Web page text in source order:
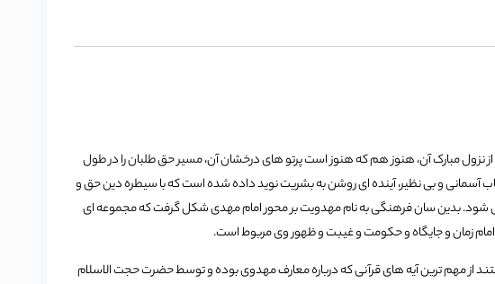
نزول مبارک آن، هنوز هم که هنوز است پرتو های درخشان آن، مسیر حق طلبان را در طول
آسمانی و بی نظیر، آینده ای روشن به بشریت نوید داده شده است که با سیطره دین حق و
شود. بدین سان فرهنگی به نام مهدویت بر محور امام مهدی شکل گرفت که مجموعه ای
به امام زمان و جایگاه و حکومت و غیبت و ظهور وی مربوط است.
از مهم ترین آیه های قرآنی که درباره معارف مهدوی بوده و توسط حضرت حجت الاسلام